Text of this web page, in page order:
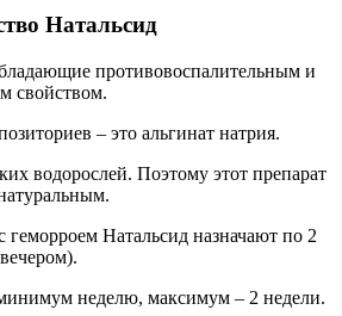
Натальсид
противовоспалительным и
свойством.
– это альгинат натрия.
водорослей. Поэтому этот препарат
Натальсид назначают по 2
неделю, максимум – 2 недели.